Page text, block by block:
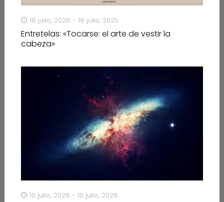
16 julio, 2026 - 16 julio, 2025
Entretelas: «Tocarse: el arte de vestir la
cabeza»
10 julio, 2026 - 10 julio, 2026